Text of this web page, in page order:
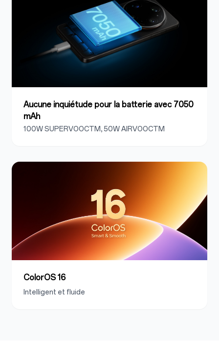
Aucune inquiétude pour la batterie avec 7050
mAh
100W SUPERVOOCTM, 50W AIRVOOCTM
ColorOS 16
Intelligent et fluide